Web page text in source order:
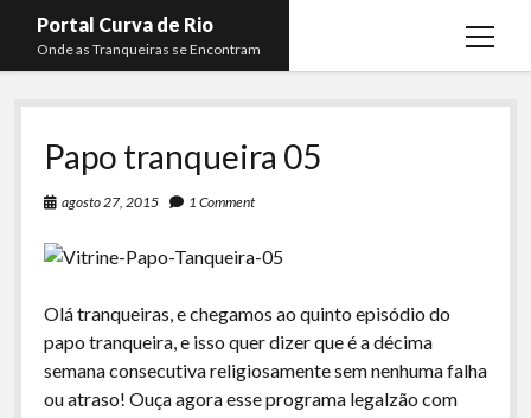
Portal Curva de Rio
Onde as Tranqueiras se Encontram
open
Podcasts open
Curva de Rio
Curva Belas Artes
La Siesta Podcast
Boca do Lixo
Rachão na Beira do RIo
Membros open
Almir Ribeiro
Kaique Xavier
Mateus Mantoan
twitterfacebookinstagram
youtube
rss
Papo tranqueira 05
agosto 27, 2015 1 Comment
Olá tranqueiras, e chegamos ao quinto episódio do
papo tranqueira, e isso quer dizer que é a décima
semana consecutiva religiosamente sem nenhuma falha
ou atraso! Ouça agora esse programa legalzão com